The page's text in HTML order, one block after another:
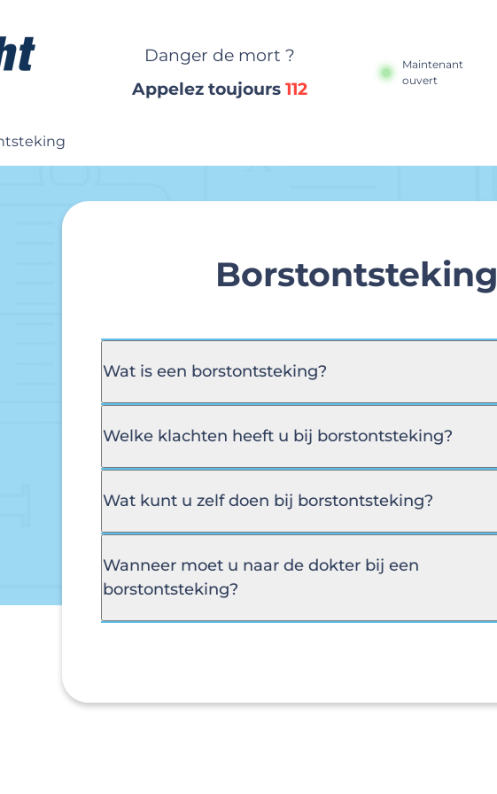
Danger de mort ?
Appelez toujours112
Maintenant
ouvert
Borstontsteking
Wat is een borstontsteking?
Welke klachten heeft u bij borstontsteking?
Wat kunt u zelf doen bij borstontsteking?
Wanneer moet u naar de dokter bij een
borstontsteking?